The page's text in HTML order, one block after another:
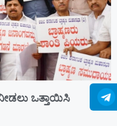
ಒತ್ತಾಯಿಸಿ